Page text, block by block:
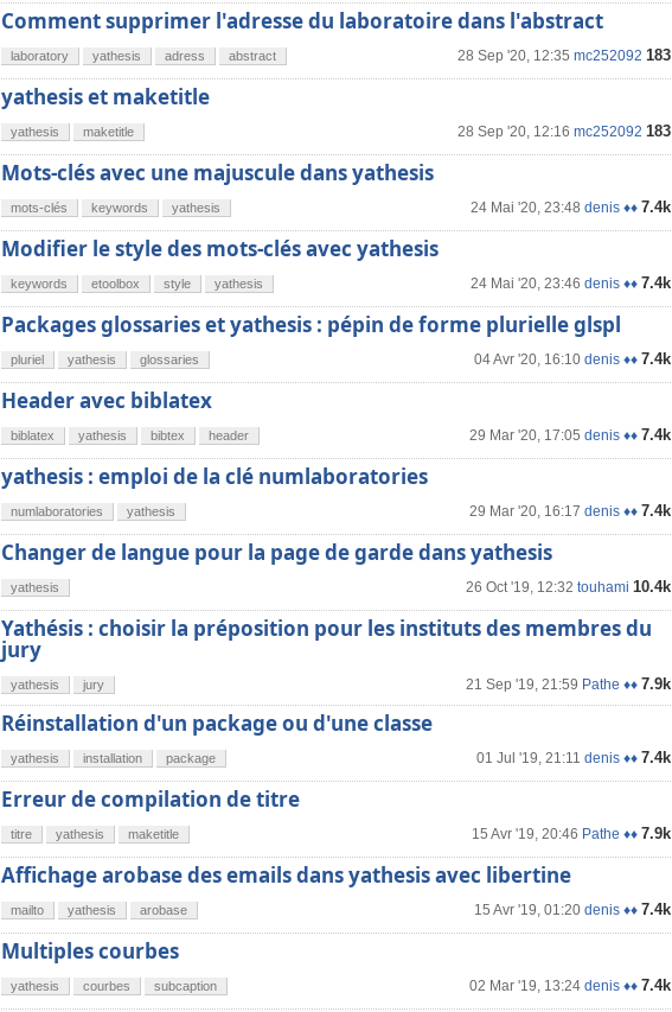
Comment supprimer l'adresse du laboratoire dans l'abstract
28 Sep '20, 12:35 mc252092 183
laboratory yathesis adress abstract
yathesis et maketitle
28 Sep '20, 12:16 mc252092 183
yathesis maketitle
Mots-clés avec une majuscule dans yathesis
24 Mai '20, 23:48 denis ♦♦ 7.4k
mots-clés keywords yathesis
Modifier le style des mots-clés avec yathesis
24 Mai '20, 23:46 denis ♦♦ 7.4k
keywords etoolbox style yathesis
Packages glossaries et yathesis : pépin de forme plurielle glspl
04 Avr '20, 16:10 denis ♦♦ 7.4k
pluriel yathesis glossaries
Header avec biblatex
29 Mar '20, 17:05 denis ♦♦ 7.4k
biblatex yathesis bibtex header
yathesis : emploi de la clé numlaboratories
29 Mar '20, 16:17 denis ♦♦ 7.4k
numlaboratories yathesis
Changer de langue pour la page de garde dans yathesis
26 Oct '19, 12:32 touhami 10.4k
yathesis
Yathésis : choisir la préposition pour les instituts des membres du
jury
21 Sep '19, 21:59 Pathe ♦♦ 7.9k
yathesis jury
Réinstallation d'un package ou d'une classe
01 Jul '19, 21:11 denis ♦♦ 7.4k
yathesis installation package
Erreur de compilation de titre
15 Avr '19, 20:46 Pathe ♦♦ 7.9k
titre yathesis maketitle
Affichage arobase des emails dans yathesis avec libertine
15 Avr '19, 01:20 denis ♦♦ 7.4k
mailto yathesis arobase
Multiples courbes
02 Mar '19, 13:24 denis ♦♦ 7.4k
yathesis courbes subcaption